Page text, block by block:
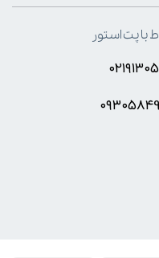
با پت استور